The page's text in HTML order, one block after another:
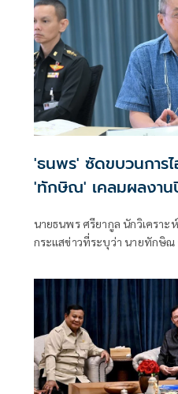
'ธนพร' ซัดขบวนการไ
'ทักษิณ' เคลมผลงา
นายธนพร ศรียากูล นักวิเคราะ
กระแสข่าวที่ระบุว่า นายทักษิ
ยังประเทศมาเลเซีย โดยระบุว่า
กระแสจากผู้สนับสนุนทางการเ